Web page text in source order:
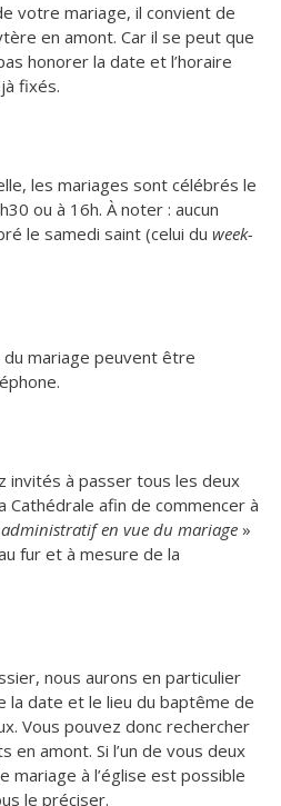
votre mariage, il convient de
en amont. Car il se peut que
honorer la date et l’horaire
fixés.
les mariages sont célébrés le
ou à 16h. À noter : aucun
le samedi saint (celui du week-
du mariage peuvent être
invités à passer tous les deux
Cathédrale afin de commencer à
en vue du mariage »
fur et à mesure de la
nous aurons en particulier
la date et le lieu du baptême de
Vous pouvez donc rechercher
en amont. Si l’un de vous deux
mariage à l’église est possible
le préciser.